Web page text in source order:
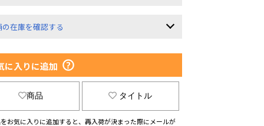
の在庫を確認する
に入りに追加
商品 タイトル
お気に入りに追加すると、再入荷が決まった際にメールが